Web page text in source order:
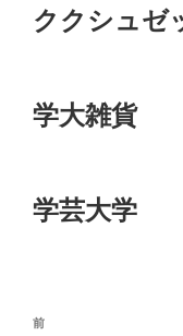
ククシュゼ
学大雑貨
学芸大学
投
前
前